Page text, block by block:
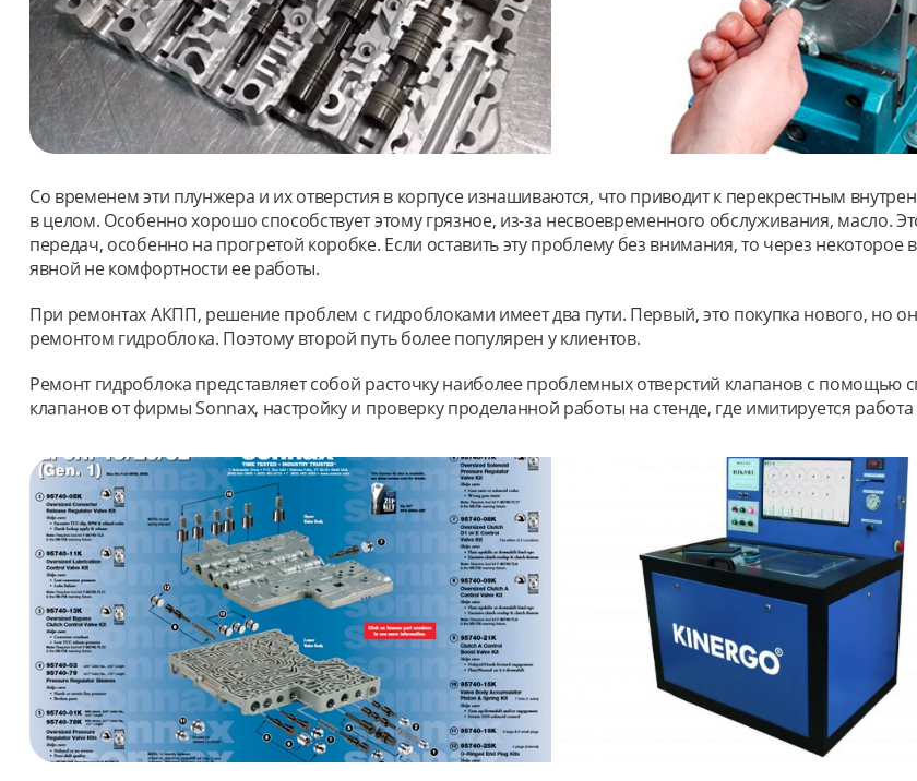
Со временем эти плунжера и их отверстия в корпусе изнашиваются, что приводит к перекрестным
в целом. Особенно хорошо способствует этому грязное, из-за несвоевременного обслуживания, масло.
передач, особенно на прогретой коробке. Если оставить эту проблему без внимания, то через
явной не комфортности ее работы.
При ремонтах АКПП, решение проблем с гидроблоками имеет два пути. Первый, это покупка нового, но
ремонтом гидроблока. Поэтому второй путь более популярен у клиентов.
Ремонт гидроблока представляет собой расточку наиболее проблемных отверстий клапанов с помощью
клапанов от фирмы Sonnax, настройку и проверку проделанной работы на стенде, где имитируется